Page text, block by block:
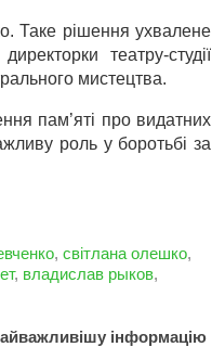
Таке рішення ухвалене
театру-студії
мистецтва.
пам’яті про видатних
роль у боротьбі за
, світлана олешко,
, владислав рыков,
інформацію